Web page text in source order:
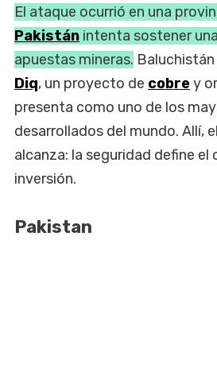
El ataque ocurrió en una
Pakistán intenta sostener
apuestas mineras.
Diq, un proyecto de cobrey
presenta como uno de los
desarrollados del mundo. Allí,
alcanza: la seguridad define el
inversión.
Pakistan